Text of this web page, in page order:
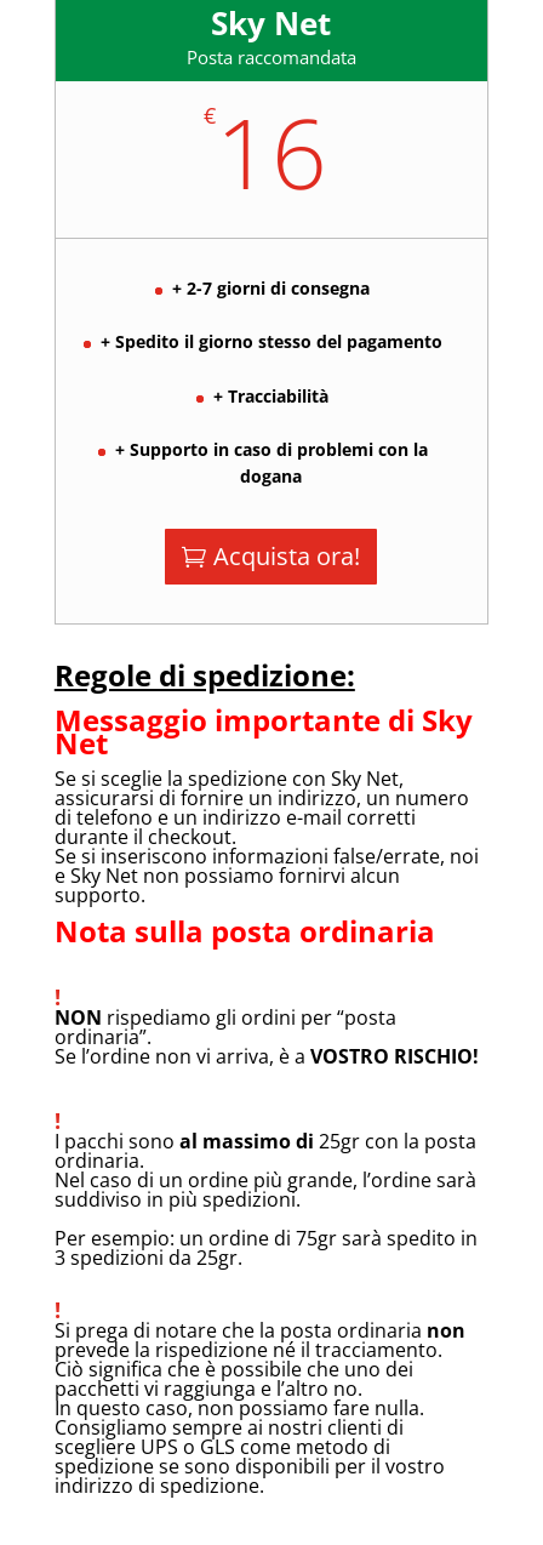
Sky Net
Posta raccomandata
€16
+ 2-7 giorni di consegna
+ Spedito il giorno stesso del pagamento
+ Tracciabilità
+ Supporto in caso di problemi con la
dogana
Acquista ora!
Regole di spedizione:
Messaggio importante di Sky
Net
Se si sceglie la spedizione con Sky Net,
assicurarsi di fornire un indirizzo, un numero
di telefono e un indirizzo e-mail corretti
durante il checkout.
Se si inseriscono informazioni false/errate, noi
e Sky Net non possiamo fornirvi alcun
supporto.
Nota sulla posta ordinaria
!
NON rispediamo gli ordini per “posta
ordinaria”.
Se l’ordine non vi arriva, è a VOSTRO RISCHIO!
!
I pacchi sono al massimo di 25gr con la posta
ordinaria.
Nel caso di un ordine più grande, l’ordine sarà
suddiviso in più spedizioni.
Per esempio: un ordine di 75gr sarà spedito in
3 spedizioni da 25gr.
!
Si prega di notare che la posta ordinaria non
prevede la rispedizione né il tracciamento.
Ciò significa che è possibile che uno dei
pacchetti vi raggiunga e l’altro no.
In questo caso, non possiamo fare nulla.
Consigliamo sempre ai nostri clienti di
scegliere UPS o GLS come metodo di
spedizione se sono disponibili per il vostro
indirizzo di spedizione.